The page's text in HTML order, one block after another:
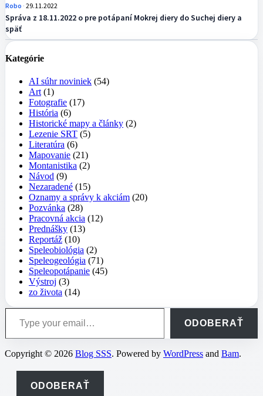
Robo 29.11.2022
Správa z 18.11.2022 o pre potápaní Mokrej diery do Suchej diery a
späť
Kategórie
AI súhr noviniek (54)
Art (1)
Fotografie (17)
História (6)
Historické mapy a články (2)
Lezenie SRT (5)
Literatúra (6)
Mapovanie (21)
Montanistika (2)
Návod (9)
Nezaradené (15)
Oznamy a správy k akciám (20)
Pozvánka (28)
Pracovná akcia (12)
Prednášky (13)
Reportáž (10)
Speleobiológia (2)
Speleogeológia (71)
Speleopotápanie (45)
Výstroj (3)
zo života (14)
Type your email…
ODOBERAŤ
Copyright © 2026 Blog SSS. Powered by WordPress and Bam.
ODOBERAŤ